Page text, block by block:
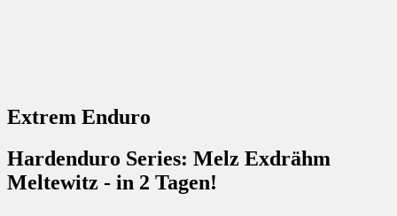
Extrem Enduro
Hardenduro Series: Melz Exdrähm
Meltewitz - in 2 Tagen!